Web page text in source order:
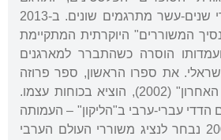
לעברית (2012) על ידי שנים-עשר מתרגמים שונים. ב-2013
המשוררים" היוקרתית המתקיימת
הוסרה כשהתברר למארגנים
את ספרו הראשון, ספר פרוזה
בשם "מכתב מהגבר האחרון" (2002), הוציא בכוחות עצמו.
עברי-ערבי ב"הליקון" – העמותה
לקידום השירה, וב-2008 נבחר לנציג משוררי העולם הערבי